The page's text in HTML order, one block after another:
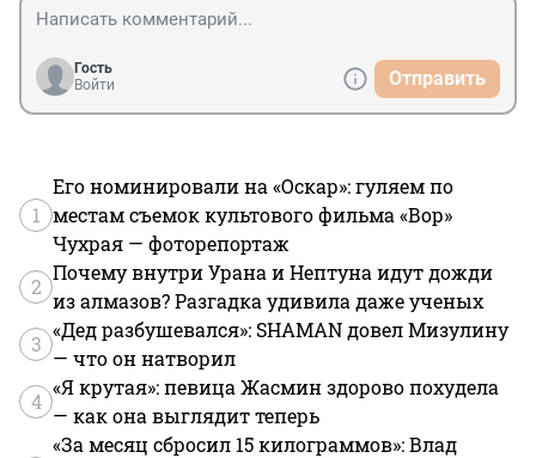
Гость
Войти
Отправить
1
Его номинировали на «Оскар»: гуляем по
местам съемок культового фильма «Вор»
Чухрая — фоторепортаж
2
Почему внутри Урана и Нептуна идут дожди
из алмазов? Разгадка удивила даже ученых
3
«Дед разбушевался»: SHAMAN довел Мизулину
— что он натворил
4
«Я крутая»: певица Жасмин здорово похудела
— как она выглядит теперь
«За месяц сбросил 15 килограммов»: Влад